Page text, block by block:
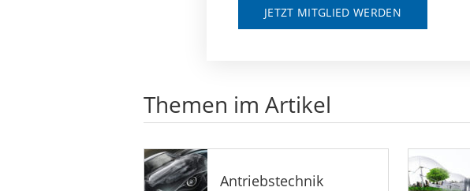
JETZT MITGLIED WERDEN
Themen im Artikel
Antriebstechnik